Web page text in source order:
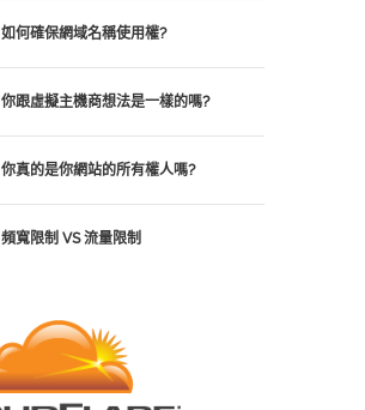
如何確保網域名稱使用權?
你跟虛擬主機商想法是一樣的嗎?
你真的是你網站的所有權人嗎?
頻寬限制 VS 流量限制